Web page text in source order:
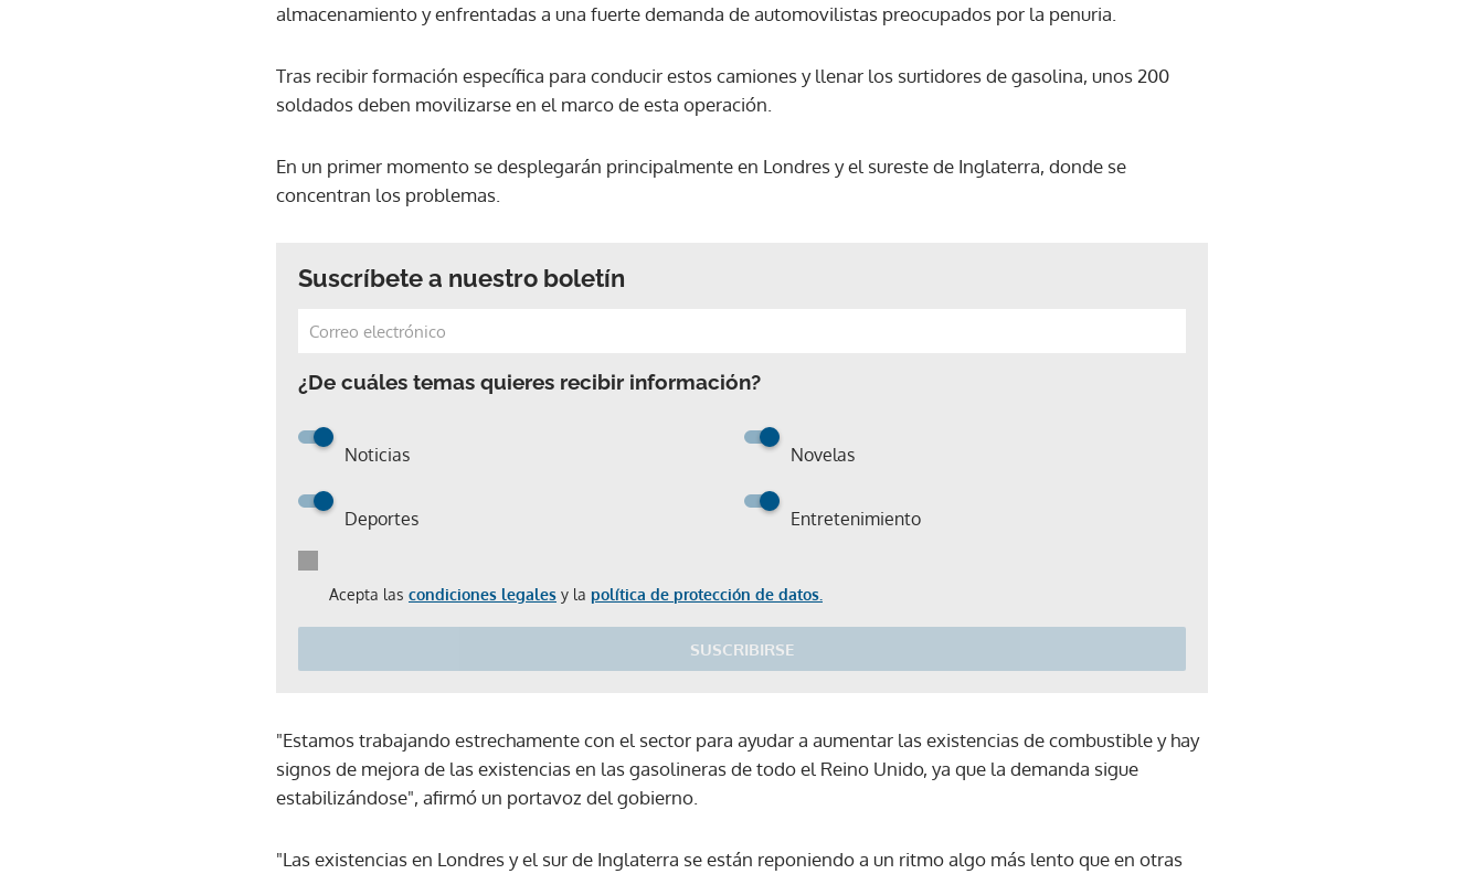
almacenamiento y enfrentadas a una fuerte demanda de automovilistas preocupados por la penuria.
Tras recibir formación específica para conducir estos camiones y llenar los surtidores de gasolina, unos 200
soldados deben movilizarse en el marco de esta operación.
En un primer momento se desplegarán principalmente en Londres y el sureste de Inglaterra, donde se
concentran los problemas.
Suscríbete a nuestro boletín
¿De cuáles temas quieres recibir información?
Noticias Novelas
Deportes Entretenimiento
Acepta las condiciones legales y la política de protección de datos.
SUSCRIBIRSE
"Estamos trabajando estrechamente con el sector para ayudar a aumentar las existencias de combustible y hay
signos de mejora de las existencias en las gasolineras de todo el Reino Unido, ya que la demanda sigue
estabilizándose", afirmó un portavoz del gobierno.
"Las existencias en Londres y el sur de Inglaterra se están reponiendo a un ritmo algo más lento que en otras